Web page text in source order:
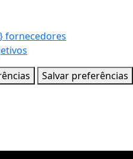
fornecedores
Salvar preferências